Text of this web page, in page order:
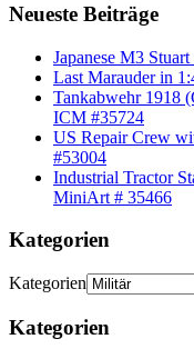
Neueste Beiträge
Japanese M3
Last Marauder in
Tankabwehr 1918
ICM #35724
US Repair Crew
#53004
Industrial Tractor
MiniArt # 35466
Kategorien
Kategorien
Kategorien